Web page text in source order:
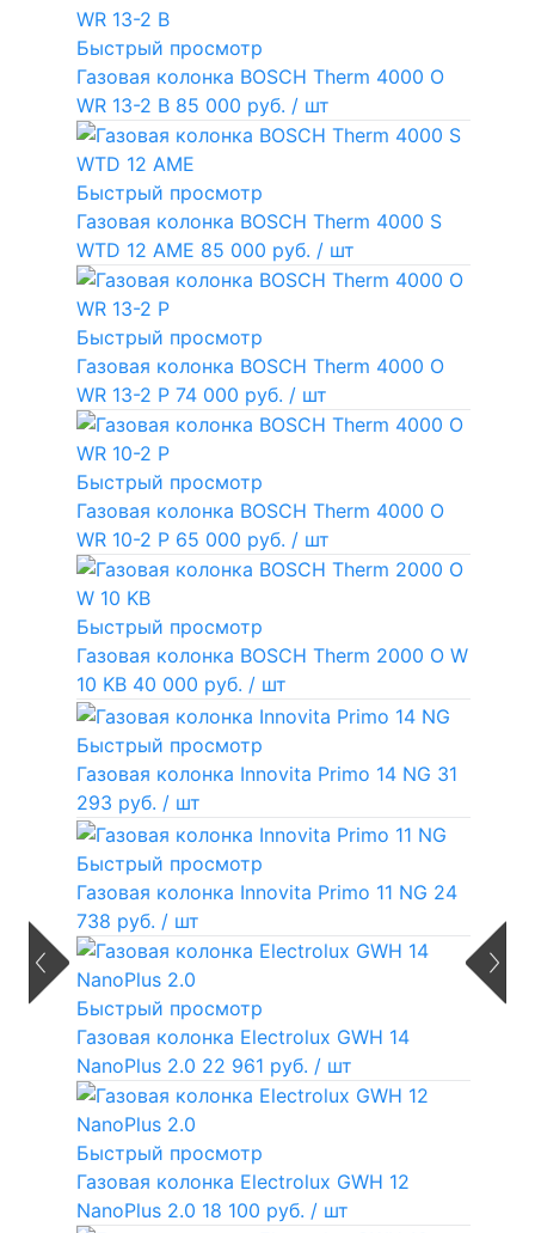
Быстрый просмотр
Газовая колонка BOSCH Therm 4000 O
WR 13-2 В 85 000 руб. / шт
Быстрый просмотр
Газовая колонка BOSCH Therm 4000 S
WTD 12 AME 85 000 руб. / шт
Быстрый просмотр
Газовая колонка BOSCH Therm 4000 O
WR 13-2 P 74 000 руб. / шт
Быстрый просмотр
Газовая колонка BOSCH Therm 4000 O
WR 10-2 P 65 000 руб. / шт
Быстрый просмотр
Газовая колонка BOSCH Therm 2000 O W
10 KB 40 000 руб. / шт
Быстрый просмотр
Газовая колонка Innovita Primo 14 NG 31
293 руб. / шт
Быстрый просмотр
Газовая колонка Innovita Primo 11 NG 24
738 руб. / шт
Быстрый просмотр
Газовая колонка Electrolux GWH 14
NanoPlus 2.0 22 961 руб. / шт
Быстрый просмотр
Газовая колонка Electrolux GWH 12
NanoPlus 2.0 18 100 руб. / шт